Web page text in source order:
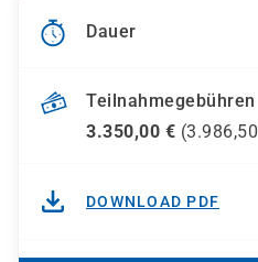
Dauer
Teilnahmegebühren
3.350,00 € (3.986,50
DOWNLOAD PDF